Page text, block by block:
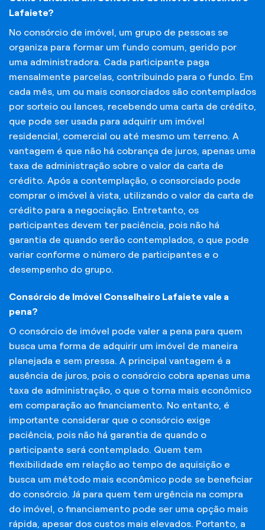
Lafaiete?
No consórcio de imóvel, um grupo de pessoas se
organiza para formar um fundo comum, gerido por
uma administradora. Cada participante paga
mensalmente parcelas, contribuindo para o fundo. Em
cada mês, um ou mais consorciados são contemplados
por sorteio ou lances, recebendo uma carta de crédito,
que pode ser usada para adquirir um imóvel
residencial, comercial ou até mesmo um terreno. A
vantagem é que não há cobrança de juros, apenas uma
taxa de administração sobre o valor da carta de
crédito. Após a contemplação, o consorciado pode
comprar o imóvel à vista, utilizando o valor da carta de
crédito para a negociação. Entretanto, os
participantes devem ter paciência, pois não há
garantia de quando serão contemplados, o que pode
variar conforme o número de participantes e o
desempenho do grupo.
Consórcio de Imóvel Conselheiro Lafaiete vale a
pena?
O consórcio de imóvel pode valer a pena para quem
busca uma forma de adquirir um imóvel de maneira
planejada e sem pressa. A principal vantagem é a
ausência de juros, pois o consórcio cobra apenas uma
taxa de administração, o que o torna mais econômico
em comparação ao financiamento. No entanto, é
importante considerar que o consórcio exige
paciência, pois não há garantia de quando o
participante será contemplado. Quem tem
flexibilidade em relação ao tempo de aquisição e
busca um método mais econômico pode se beneficiar
do consórcio. Já para quem tem urgência na compra
do imóvel, o financiamento pode ser uma opção mais
rápida, apesar dos custos mais elevados. Portanto, a